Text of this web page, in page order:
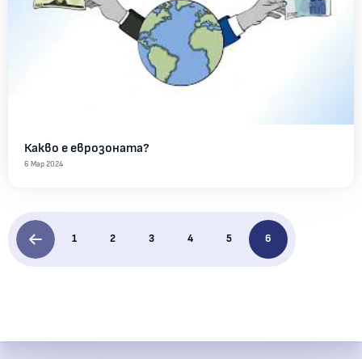
Какво е еврозоната?
6 Мар 2024
1 2 3 4 5 6